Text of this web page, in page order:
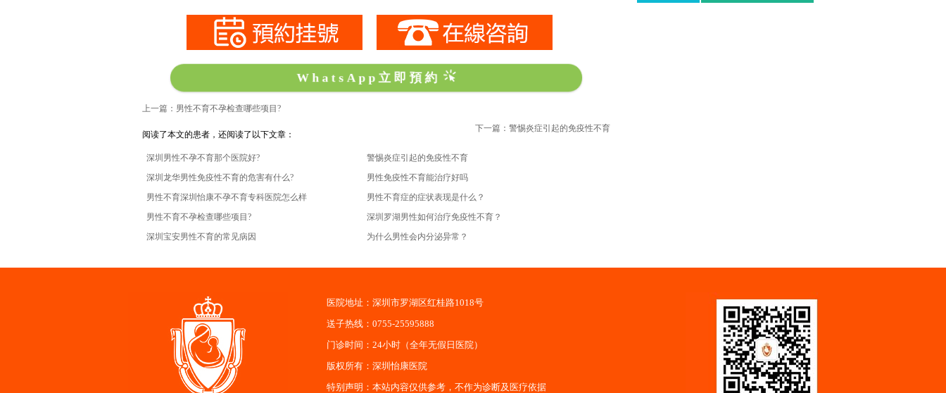
WhatsApp立即預約
上一篇：男性不育不孕检查哪些项目?
下一篇：警惕炎症引起的免疫性不育
阅读了本文的患者，还阅读了以下文章：
深圳男性不孕不育那个医院好?
警惕炎症引起的免疫性不育
深圳龙华男性免疫性不育的危害有什么?
男性免疫性不育能治疗好吗
男性不育深圳怡康不孕不育专科医院怎么样
男性不育症的症状表现是什么？
男性不育不孕检查哪些项目?
深圳罗湖男性如何治疗免疫性不育？
深圳宝安男性不育的常见病因
为什么男性会内分泌异常？
医院地址：深圳市罗湖区红桂路1018号
送子热线：0755-25595888
门诊时间：24小时（全年无假日医院）
版权所有：深圳怡康医院
特别声明：本站内容仅供参考，不作为诊断及医疗依据